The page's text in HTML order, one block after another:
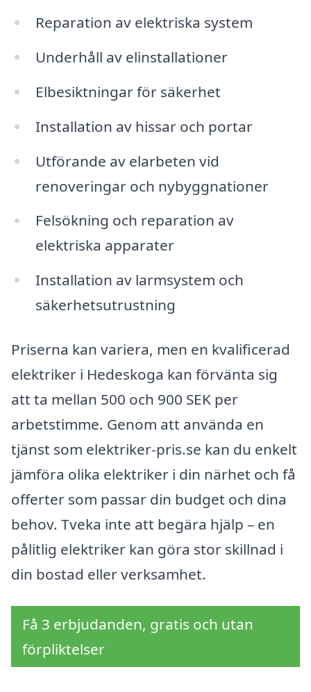
Reparation av elektriska system
Underhåll av elinstallationer
Elbesiktningar för säkerhet
Installation av hissar och portar
Utförande av elarbeten vid
renoveringar och nybyggnationer
Felsökning och reparation av
elektriska apparater
Installation av larmsystem och
säkerhetsutrustning
Priserna kan variera, men en kvalificerad
elektriker i Hedeskoga kan förvänta sig
att ta mellan 500 och 900 SEK per
arbetstimme. Genom att använda en
tjänst som elektriker-pris.se kan du enkelt
jämföra olika elektriker i din närhet och få
offerter som passar din budget och dina
behov. Tveka inte att begära hjälp – en
pålitlig elektriker kan göra stor skillnad i
din bostad eller verksamhet.
Få 3 erbjudanden, gratis och utan
förpliktelser